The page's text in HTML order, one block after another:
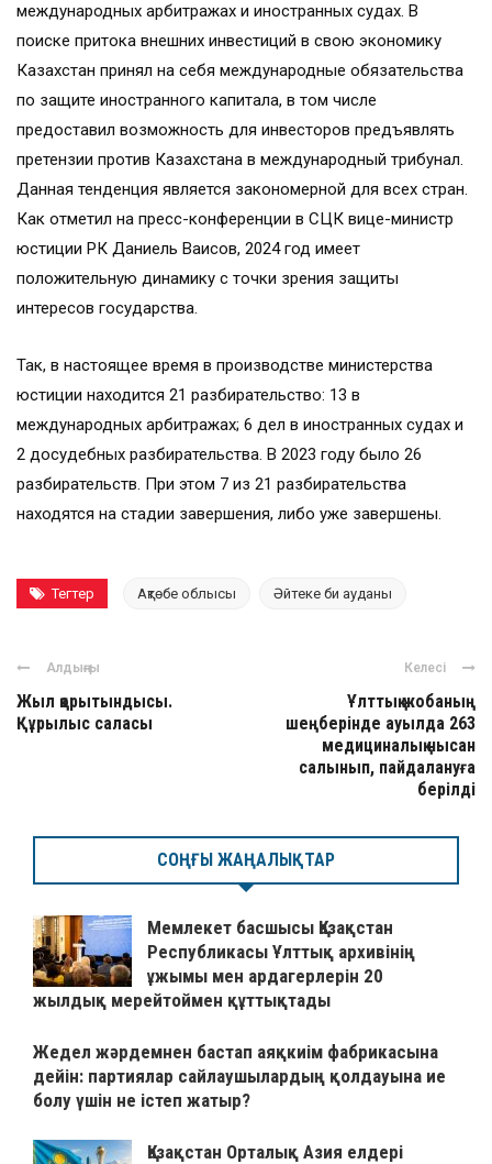
международных арбитражах и иностранных судах. В
поиске притока внешних инвестиций в свою экономику
Казахстан принял на себя международные обязательства
по защите иностранного капитала, в том числе
предоставил возможность для инвесторов предъявлять
претензии против Казахстана в международный трибунал.
Данная тенденция является закономерной для всех стран.
Как отметил на пресс-конференции в СЦК вице-министр
юстиции РК Даниель Ваисов, 2024 год имеет
положительную динамику с точки зрения защиты
интересов государства.
Так, в настоящее время в производстве министерства
юстиции находится 21 разбирательство: 13 в
международных арбитражах; 6 дел в иностранных судах и
2 досудебных разбирательства. В 2023 году было 26
разбирательств. При этом 7 из 21 разбирательства
находятся на стадии завершения, либо уже завершены.
Тегтер Ақтөбе облысы Әйтеке би ауданы
Алдыңғы
Жыл қорытындысы.
Құрылыс саласы
Келесі
Ұлттық жобаның
шеңберінде ауылда 263
медициналық нысан
салынып, пайдалануға
берілді
СОҢҒЫ ЖАҢАЛЫҚТАР
Мемлекет басшысы Қазақстан
Республикасы Ұлттық архивінің
ұжымы мен ардагерлерін 20
жылдық мерейтоймен құттықтады
Жедел жәрдемнен бастап аяқкиім фабрикасына
дейін: партиялар сайлаушылардың қолдауына ие
болу үшін не істеп жатыр?
Қазақстан Орталық Азия елдері